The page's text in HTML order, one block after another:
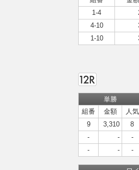
1-4
4-10
1-10
単勝
組番
金額
人気
9
3,310
8
-
-
-
-
- -